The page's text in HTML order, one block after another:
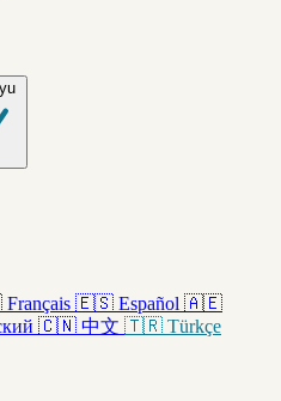
Français 🇪🇸 Español 🇦🇪
🇨🇳 中文 🇹🇷 Türkçe